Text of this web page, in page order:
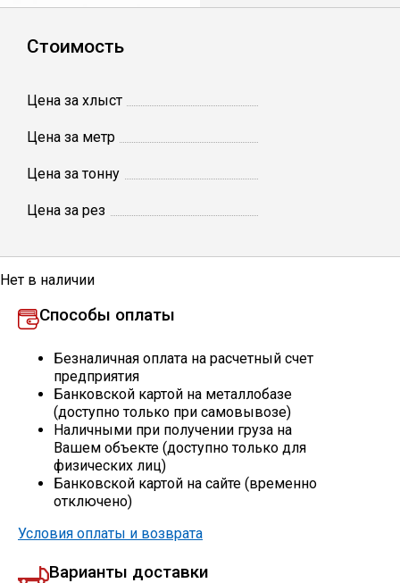
Швеллер
Катанка
Профлист
Столбы заборные
Сетка кладочная
Круги абразивные
Стоимость
Цена за хлыст
Цена за метр
Цена за тонну
Цена за рез
Нет в наличии
Способы оплаты
Безналичная оплата на расчетный счет
предприятия
Банковской картой на металлобазе
(доступно только при самовывозе)
Наличными при получении груза на
Вашем объекте (доступно только для
физических лиц)
Банковской картой на сайте (временно
отключено)
Условия оплаты и возврата
Варианты доставки